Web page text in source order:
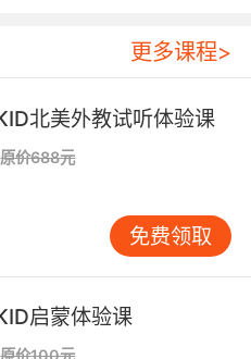
更多课程>
北美外教试听体验课
原价688元
免费领取
启蒙体验课